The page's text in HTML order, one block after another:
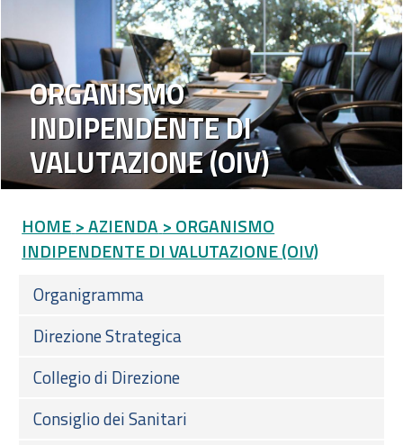
ORGANISMO
INDIPENDENTE DI
VALUTAZIONE (OIV)
HOME > AZIENDA > ORGANISMO
INDIPENDENTE DI VALUTAZIONE (OIV)
Organigramma
Direzione Strategica
Collegio di Direzione
Consiglio dei Sanitari